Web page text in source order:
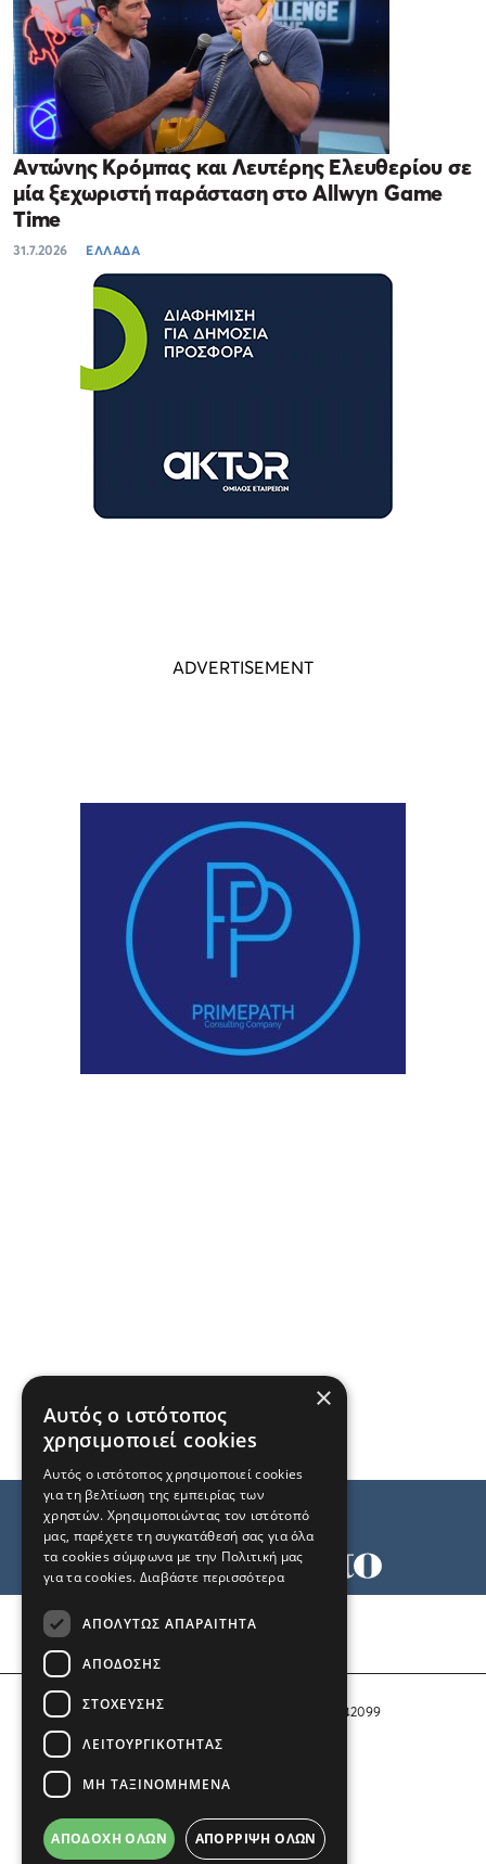
Αντώνης Κρόμπας και Λευτέρης Ελευθερίου σε
μία ξεχωριστή παράσταση στο Allwyn Game
Time
31.7.2026 ΕΛΛΑΔΑ
Αριθμός Πιστοποίησης Μ.Η.Τ. 242099
COPYRIGHT © 2026 Το Μανιφέστο
×
Αυτός ο ιστότοπος
χρησιμοποιεί cookies
Αυτός ο ιστότοπος χρησιμοποιεί cookies
για τη βελτίωση της εμπειρίας των
χρηστών. Χρησιμοποιώντας τον ιστότοπό
μας, παρέχετε τη συγκατάθεσή σας για όλα
τα cookies σύμφωνα με την Πολιτική μας
για τα cookies. Διαβάστε περισσότερα
ΑΠΟΛΎΤΩΣ ΑΠΑΡΑΊΤΗΤΑ
ΑΠΌΔΟΣΗΣ
ΣΤΌΧΕΥΣΗΣ
ΛΕΙΤΟΥΡΓΙΚΌΤΗΤΑΣ
ΜΗ ΤΑΞΙΝΟΜΗΜΈΝΑ
ΑΠΟΔΟΧΉ ΌΛΩΝ ΑΠΌΡΡΙΨΗ ΌΛΩΝ